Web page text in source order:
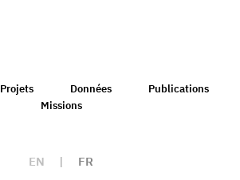
Projets Données
Publications
Missions
EN | FR